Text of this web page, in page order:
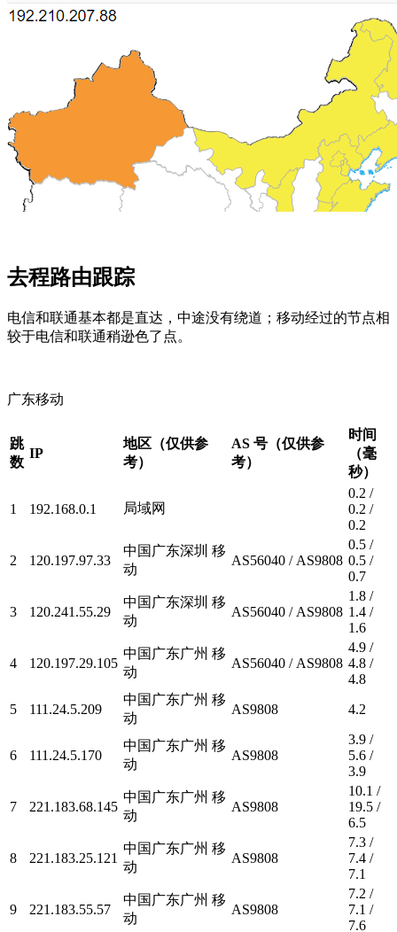
去程路由跟踪
电信和联通基本都是直达，中途没有绕道；移动经过的节点相
较于电信和联通稍逊色了点。
广东移动
跳
数
IP
地区（仅供参
考）
AS 号（仅供参
考）
时间
（毫
秒）
1 192.168.0.1 局域网
0.2 /
0.2 /
0.2
2 120.197.97.33
中国广东深圳 移
动
AS56040 / AS9808
0.5 /
0.5 /
0.7
3 120.241.55.29
中国广东深圳 移
动
AS56040 / AS9808
1.8 /
1.4 /
1.6
4 120.197.29.105
中国广东广州 移
动
AS56040 / AS9808
4.9 /
4.8 /
4.8
5
111.24.5.209
中国广东广州 移
动
AS9808 4.2
6 111.24.5.170
中国广东广州 移
动
AS9808
3.9 /
5.6 /
3.9
7 221.183.68.145
中国广东广州 移
动
AS9808
10.1 /
19.5 /
6.5
8 221.183.25.121
中国广东广州 移
动
AS9808
7.3 /
7.4 /
7.1
9 221.183.55.57
中国广东广州 移
动
AS9808
7.2 /
7.1 /
7.6